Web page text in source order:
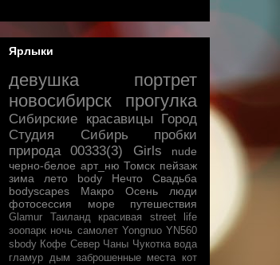
Ярлыки
девушка
портрет
новосибирск
прогулка
Сибирские красавицы
Город
Студия
Сибирь
пробки
природа
00333(3) Girls
nude
черно-белое арт_ню Томск пейзаж
зима
лето body Нечто
Свадьба
bodyscapes
Макро Осень
люди
фотосессия
море путешествия
Glamur Таиланд красивая
street life
зоопарк ночь самолет Yongnuo YN560
sbody Кофе Север Чаны Чукотка вода
гламур дым заброшенные места
кот